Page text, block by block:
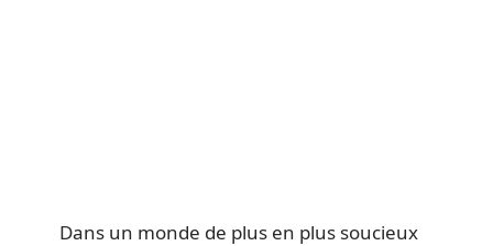
Dans un monde de plus en plus soucieux